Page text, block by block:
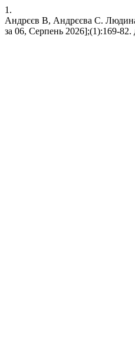
1.
Андрєєв В, Андрєєва С. Людина
за 06, Серпень 2026];(1):169-